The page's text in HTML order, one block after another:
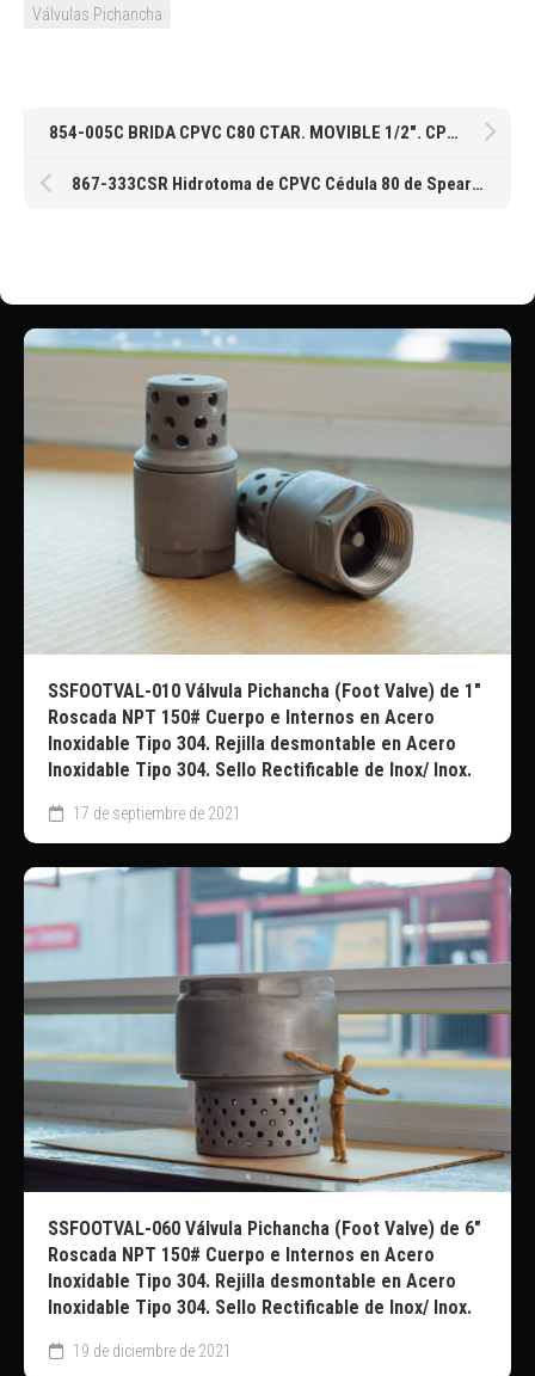
Válvulas Pichancha
854-005C BRIDA CPVC C80 CTAR. MOVIBLE 1/2″. CPVC Spears® Manufacturing Company Van Stone Flange Socket CL150 150 psi.
867-333CSR Hidrotoma de CPVC Cédula 80 de Spears EPDM con salida roscada SR de 3 X 13MM″
SSFOOTVAL-010 Válvula Pichancha (Foot Valve) de 1″
Roscada NPT 150# Cuerpo e Internos en Acero
Inoxidable Tipo 304. Rejilla desmontable en Acero
Inoxidable Tipo 304. Sello Rectificable de Inox/ Inox.
17 de septiembre de 2021
SSFOOTVAL-060 Válvula Pichancha (Foot Valve) de 6″
Roscada NPT 150# Cuerpo e Internos en Acero
Inoxidable Tipo 304. Rejilla desmontable en Acero
Inoxidable Tipo 304. Sello Rectificable de Inox/ Inox.
19 de diciembre de 2021